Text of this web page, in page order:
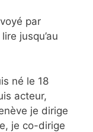
par
jusqu’au
né le 18
acteur,
je dirige
je co-dirige